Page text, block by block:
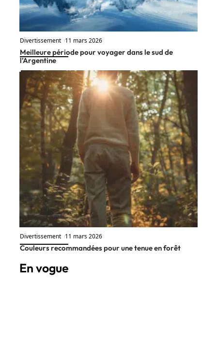
Divertissement 11 mars 2026
Meilleure période pour voyager dans le sud de
l’Argentine
Divertissement 11 mars 2026
Couleurs recommandées pour une tenue en forêt
En vogue